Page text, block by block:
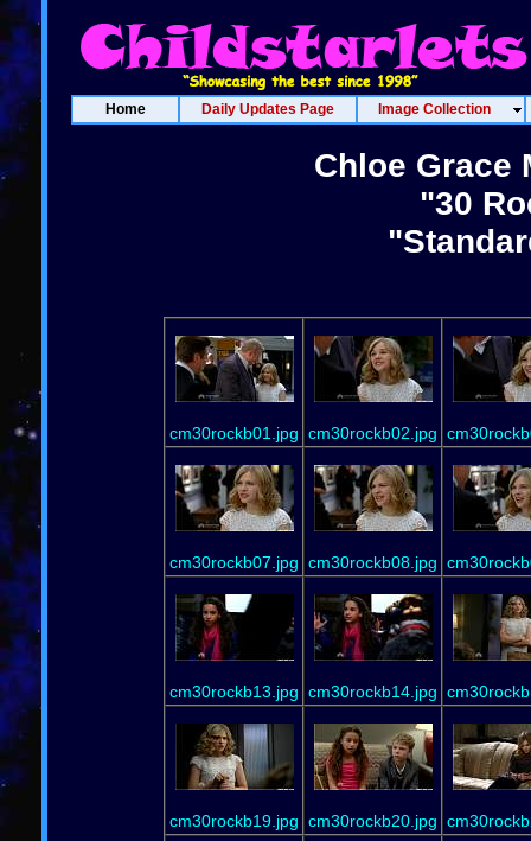
Home Daily Updates Page Image Collection
Chloe Grace
"30
cm30rockb01.jpg cm30rockb02.jpg
cm30rockb07.jpg cm30rockb08.jpg
cm30rockb13.jpg cm30rockb14.jpg
cm30rockb19.jpg cm30rockb20.jpg